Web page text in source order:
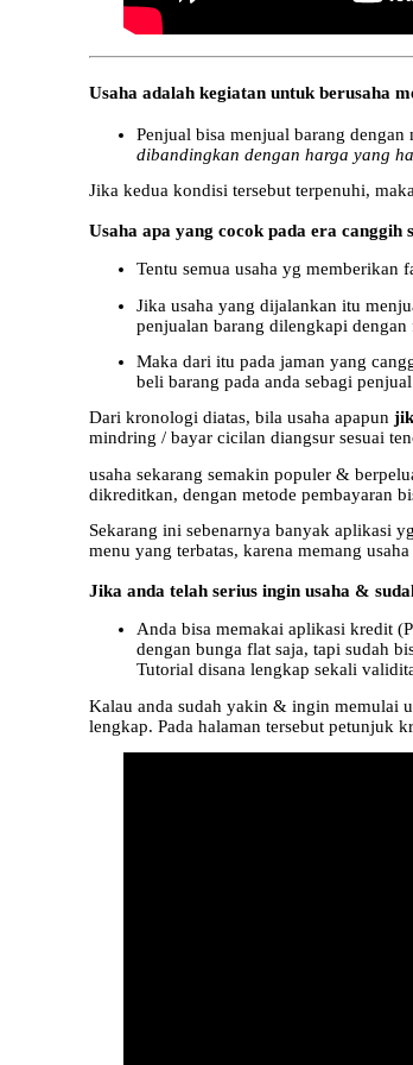
Usaha adalah kegiatan untuk berusaha
Penjual bisa menjual barang
dibandingkan dengan harga yang
Jika kedua kondisi tersebut terpenuhi,
Usaha apa yang cocok pada era canggih
Tentu semua usaha yg memberikan
Jika usaha yang dijalankan itu
penjualan barang dilengkapi
Maka dari itu pada jaman yang
beli barang pada anda sebagi
Dari kronologi diatas, bila usaha apapun
mindring / bayar cicilan diangsur sesuai
usaha sekarang semakin populer &
dikreditkan, dengan metode pembayaran
Sekarang ini sebenarnya banyak aplikasi
menu yang terbatas, karena memang
Jika anda telah serius ingin usaha &
Anda bisa memakai aplikasi kredit
dengan bunga flat saja, tapi sudah
Tutorial disana lengkap sekali
Kalau anda sudah yakin & ingin memulai
lengkap. Pada halaman tersebut petunjuk